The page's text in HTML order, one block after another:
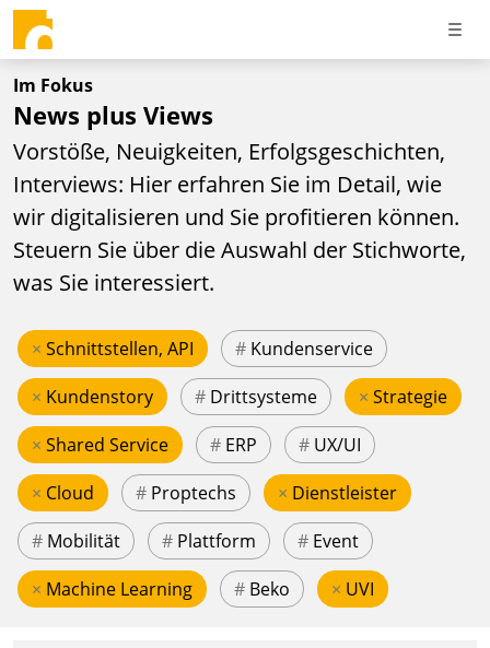
Im Fokus
News plus Views
Vorstöße, Neuigkeiten, Erfolgsgeschichten,
Interviews: Hier erfahren Sie im Detail, wie
wir digitalisieren und Sie profitieren können.
Steuern Sie über die Auswahl der Stichworte,
was Sie interessiert.
× Schnittstellen, API # Kundenservice
× Kundenstory # Drittsysteme × Strategie
× Shared Service # ERP # UX/UI
× Cloud # Proptechs × Dienstleister
# Mobilität # Plattform # Event
× Machine Learning # Beko × UVI